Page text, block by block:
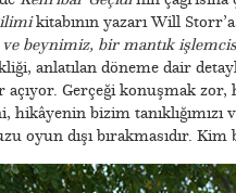
kitabının yazarı Will
beynimiz, bir mantık
anlatılan döneme dair
Gerçeği konuşmak
bizim tanıklığımızı
oyun dışı bırakmasıdır. Kim